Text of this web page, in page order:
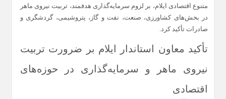
متنوع اقتصادی ایلام، بر لزوم سرمایه‌گذاری هدفمند، تربیت نیروی ماهر
در بخش‌های کشاورزی، صنعت، نفت و گاز، پتروشیمی، گردشگری و
صادرات تأکید کرد.
تأکید معاون استاندار ایلام بر ضرورت تربیت
نیروی ماهر و سرمایه‌گذاری در حوزه‌های
اقتصادی